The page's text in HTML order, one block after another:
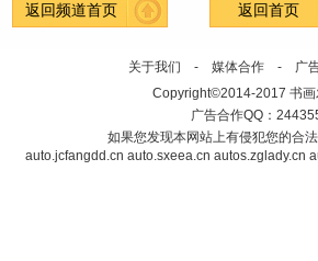
返回频道首页 返回首页
关于我们 - 媒体合作 - 广
Copyright©2014-2017 书
广告合作QQ：
如果您发现本网站上有侵犯您的合
auto.jcfangdd.cn auto.sxeea.cn autos.zglady.cn